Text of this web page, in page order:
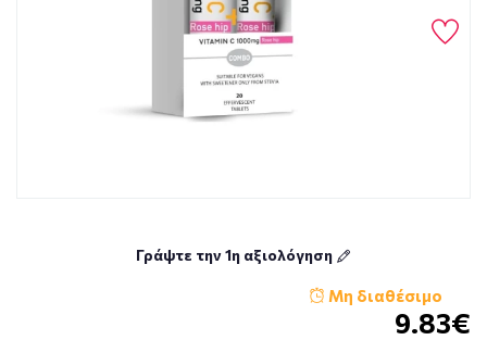
Γράψτε την 1η αξιολόγηση
Μη διαθέσιμο
9.83€